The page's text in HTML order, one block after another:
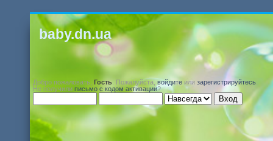
baby.dn.ua
Добро пожаловать, Гость . Пожалуйста,войдите или зарегистрируйтесь
Не получили письмо с кодом активации?